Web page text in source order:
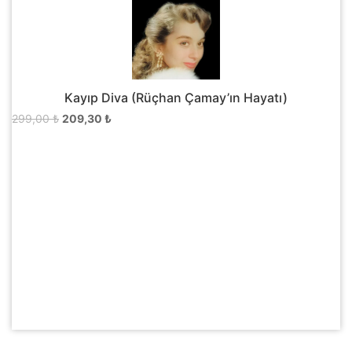
Kayıp Diva (Rüçhan Çamay’ın Hayatı)
299,00₺ Orijinal
209,30 ₺Şu